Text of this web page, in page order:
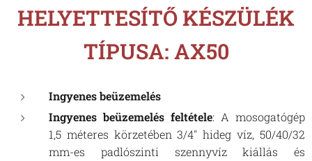
HELYETTESÍTŐ KÉSZÜLÉK
TÍPUSA: AX50
Ingyenes beüzemelés
Ingyenes beüzemelés feltétele: A mosogatógép
1,5 méteres körzetében 3/4" hideg víz, 50/40/32
mm-es padlószinti szennyvíz kiállás és